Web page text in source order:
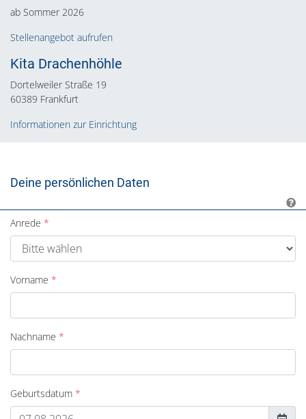
ab Sommer 2026
Stellenangebot aufrufen
Kita Drachenhöhle
Dortelweiler Straße 19
60389 Frankfurt
Informationen zur Einrichtung
Deine persönlichen Daten
Anrede
Vorname
Nachname
Geburtsdatum